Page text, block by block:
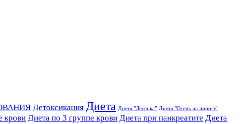
Детоксикация Диета Диета "Лесенка" Диета "Осень на пороге"
крови Диета по 3 группе крови Диета при панкреатите Диета